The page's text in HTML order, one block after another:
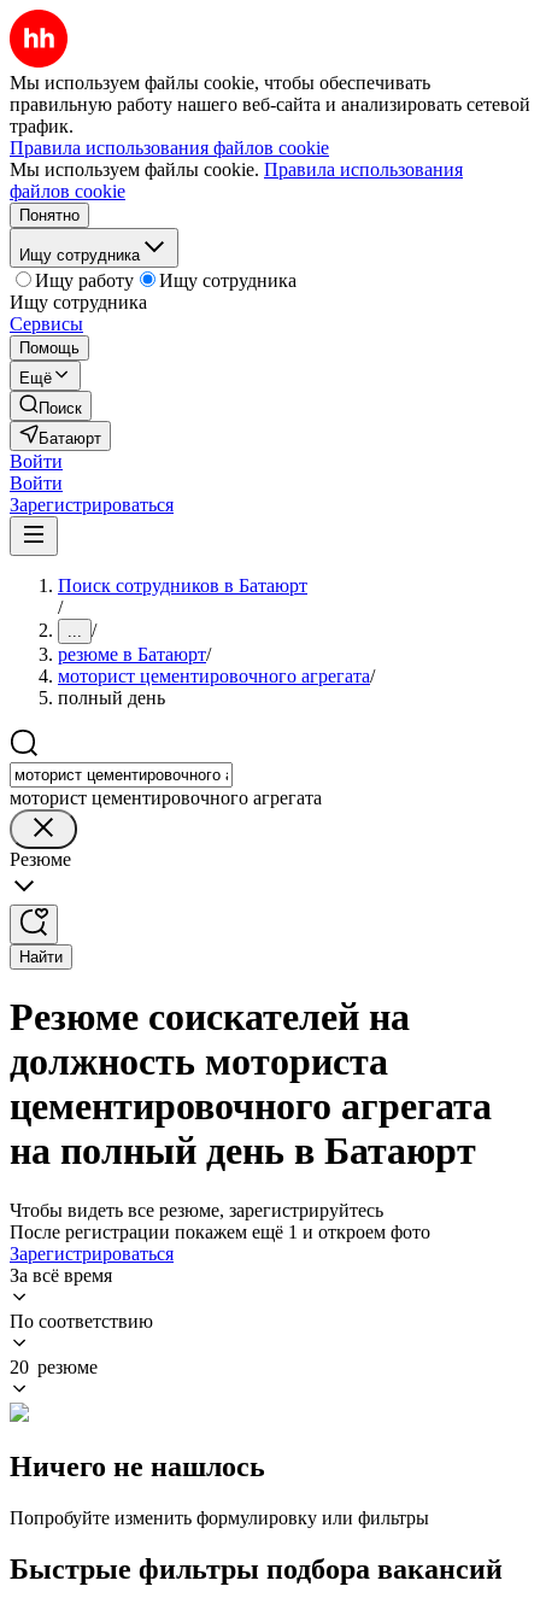
Мы используем файлы cookie, чтобы обеспечивать
правильную работу нашего веб-сайта и анализировать сетевой
трафик.
Правила использования файлов cookie
Мы используем файлы cookie. Правила использования
файлов cookie
Понятно
Ищу сотрудника
Ищу работу
Ищу сотрудника
Ищу сотрудника
Сервисы
Помощь
Ещё
Поиск
Батаюрт
Войти
Войти
Зарегистрироваться
Поиск сотрудников в Батаюрт
/
... /
резюме в Батаюрт/
моторист цементировочного агрегата/
полный день
моторист цементировочного агрегата
Резюме
Найти
Резюме соискателей на
должность моториста
цементировочного агрегата
на полный день в Батаюрт
Чтобы видеть все резюме, зарегистрируйтесь
После регистрации покажем ещё 1 и откроем фото
Зарегистрироваться
За всё время
По соответствию
20 резюме
Ничего не нашлось
Попробуйте изменить формулировку или фильтры
Быстрые фильтры подбора вакансий